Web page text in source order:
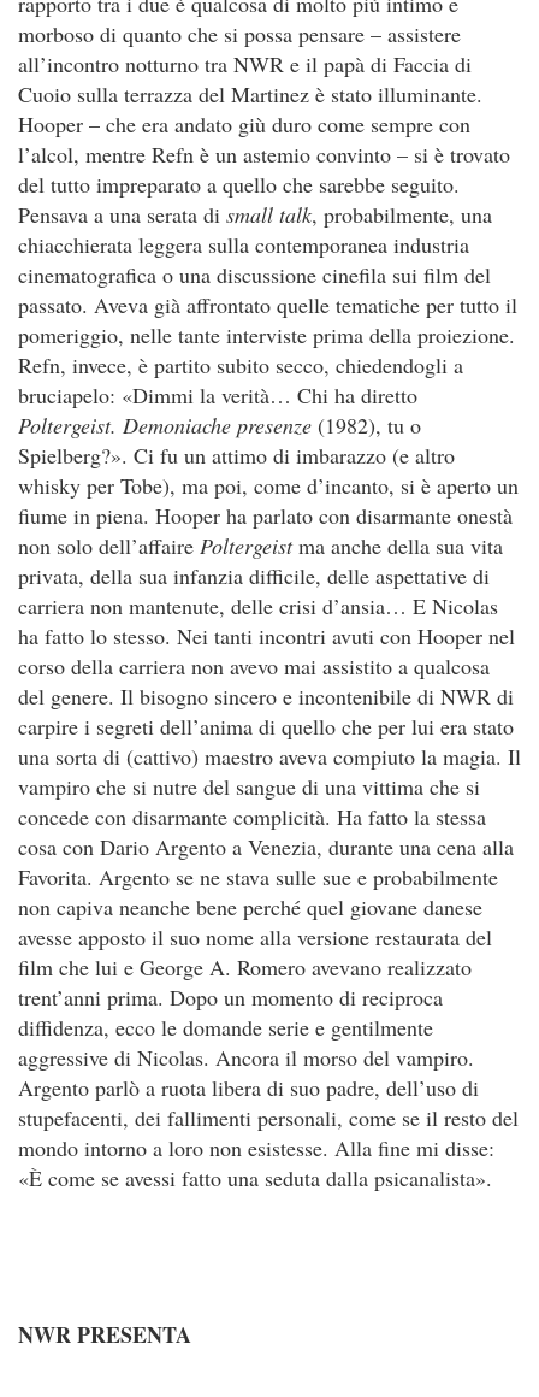
morboso di quanto che si possa pensare – assistere
all’incontro notturno tra NWR e il papà di Faccia di
Cuoio sulla terrazza del Martinez è stato illuminante.
Hooper – che era andato giù duro come sempre con
l’alcol, mentre Refn è un astemio convinto – si è trovato
del tutto impreparato a quello che sarebbe seguito.
Pensava a una serata di small talk, probabilmente, una
chiacchierata leggera sulla contemporanea industria
cinematografica o una discussione cinefila sui film del
passato. Aveva già affrontato quelle tematiche per tutto il
pomeriggio, nelle tante interviste prima della proiezione.
Refn, invece, è partito subito secco, chiedendogli a
bruciapelo: «Dimmi la verità… Chi ha diretto
Poltergeist. Demoniache presenze (1982), tu o
Spielberg?». Ci fu un attimo di imbarazzo (e altro
whisky per Tobe), ma poi, come d’incanto, si è aperto un
fiume in piena. Hooper ha parlato con disarmante onestà
non solo dell’affaire Poltergeistma anche della sua vita
privata, della sua infanzia difficile, delle aspettative di
carriera non mantenute, delle crisi d’ansia… E Nicolas
ha fatto lo stesso. Nei tanti incontri avuti con Hooper nel
corso della carriera non avevo mai assistito a qualcosa
del genere. Il bisogno sincero e incontenibile di NWR di
carpire i segreti dell’anima di quello che per lui era stato
una sorta di (cattivo) maestro aveva compiuto la magia. Il
vampiro che si nutre del sangue di una vittima che si
concede con disarmante complicità. Ha fatto la stessa
cosa con Dario Argento a Venezia, durante una cena alla
Favorita. Argento se ne stava sulle sue e probabilmente
non capiva neanche bene perché quel giovane danese
avesse apposto il suo nome alla versione restaurata del
film che lui e George A. Romero avevano realizzato
trent’anni prima. Dopo un momento di reciproca
diffidenza, ecco le domande serie e gentilmente
aggressive di Nicolas. Ancora il morso del vampiro.
Argento parlò a ruota libera di suo padre, dell’uso di
stupefacenti, dei fallimenti personali, come se il resto del
mondo intorno a loro non esistesse. Alla fine mi disse:
«È come se avessi fatto una seduta dalla psicanalista».
NWR PRESENTA